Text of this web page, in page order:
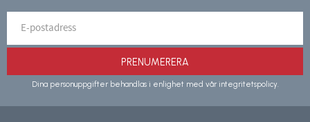
PRENUMERERA
Dina personuppgifter behandlas i enlighet med vår integritetspolicy.